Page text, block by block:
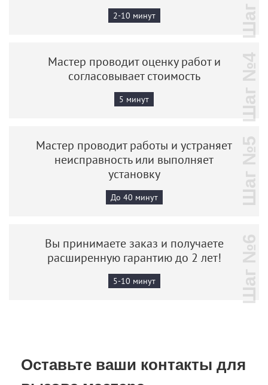
2-10 минут
Мастер проводит оценку работ и
согласовывает стоимость
5 минут Шаг №4
Мастер проводит работы и устраняет
неисправность или выполняет
установку
До 40 минут Шаг №5
Вы принимаете заказ и получаете
расширенную гарантию до 2 лет!
5-10 минут Шаг №6
Оставьте ваши контакты для